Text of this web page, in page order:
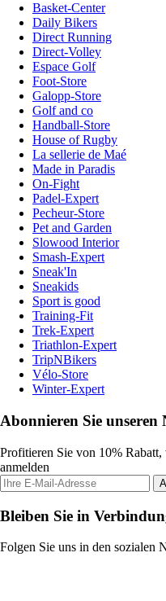
Basket-Center
Daily Bikers
Direct Running
Direct-Volley
Espace Golf
Foot-Store
Galopp-Store
Golf and co
Handball-Store
House of Rugby
La sellerie de Maé
Made in Paradis
On-Fight
Padel-Expert
Pecheur-Store
Pet and Garden
Slowood Interior
Smash-Expert
Sneak'In
Sneakids
Sport is good
Training-Fit
Trek-Expert
Triathlon-Expert
TripNBikers
Vélo-Store
Winter-Expert
Abonnieren Sie unseren
Profitieren Sie von 10%
anmelden
Bleiben Sie in
Folgen Sie uns in den sozialen